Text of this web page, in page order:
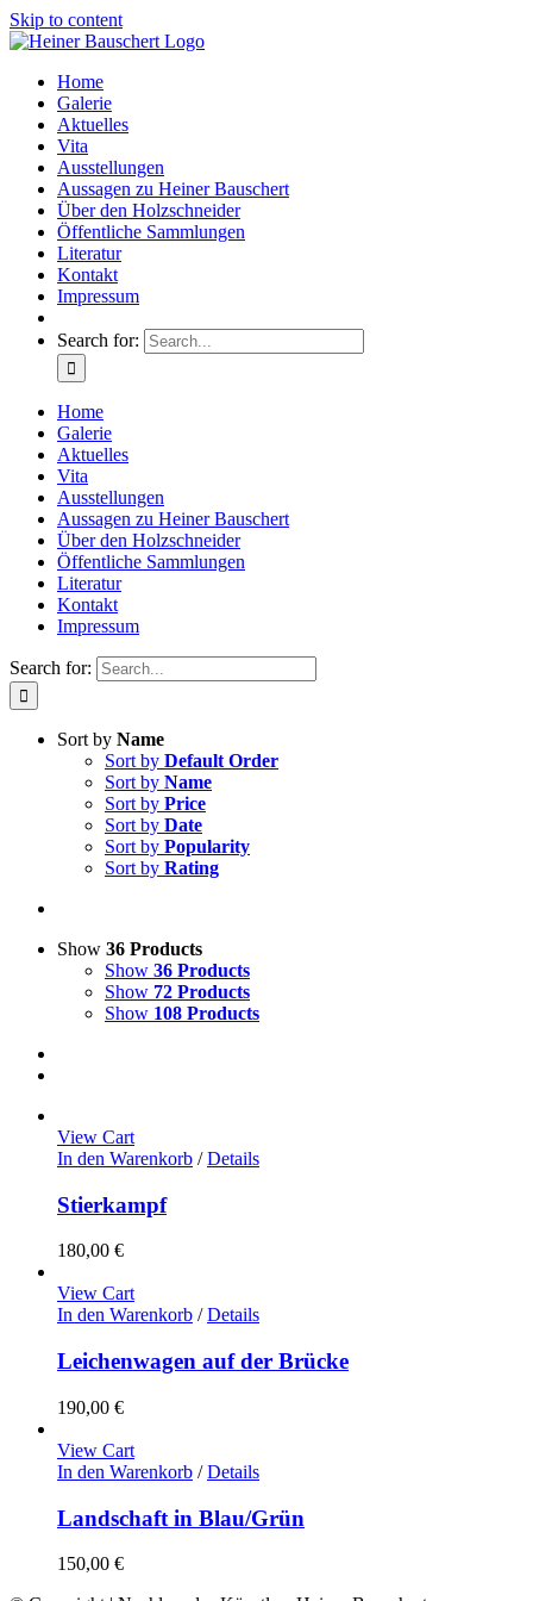
Skip to content
Home
Galerie
Aktuelles
Vita
Ausstellungen
Aussagen zu Heiner Bauschert
Über den Holzschneider
Öffentliche Sammlungen
Literatur
Kontakt
Impressum
Search for:
Home
Galerie
Aktuelles
Vita
Ausstellungen
Aussagen zu Heiner Bauschert
Über den Holzschneider
Öffentliche Sammlungen
Literatur
Kontakt
Impressum
Search for:
Sort by Name
Sort by Default Order
Sort by Name
Sort by Price
Sort by Date
Sort by Popularity
Sort by Rating
Show 36 Products
Show 36 Products
Show 72 Products
Show 108 Products
View Cart
In den Warenkorb / Details
Stierkampf
180,00 €
View Cart
In den Warenkorb / Details
Leichenwagen auf der Brücke
190,00 €
View Cart
In den Warenkorb / Details
Landschaft in Blau/Grün
150,00 €